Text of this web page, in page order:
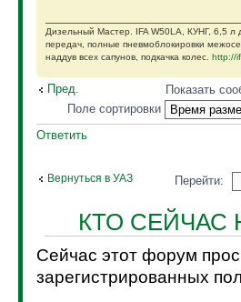
Дизельный Мастер. IFA W50LA, КУНГ, 6,5 л
передач, полные пневмоблокировки
наддув всех сапунов, подкачка колес. http://
Пред.
Показать
Поле сортировки
Ответить
Вернуться в УАЗ Перейти:
КТО СЕЙЧАС
Сейчас этот форум
зарегистрированных